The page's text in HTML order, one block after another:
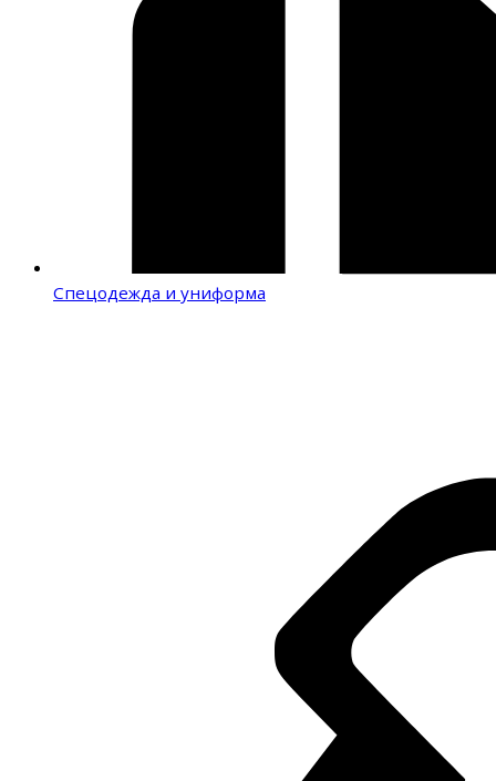
Спецодежда и униформа